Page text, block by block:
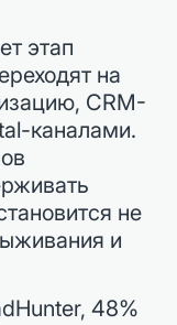
этап
на
CRM-
каналами.
не
и
48%